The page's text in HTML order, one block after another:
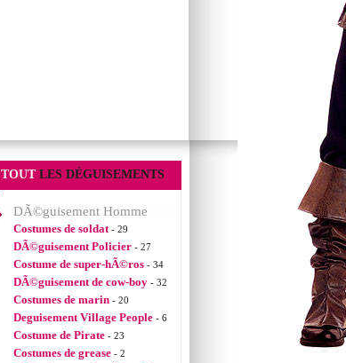
TOUT LES DÉGUISEMENTS
DÃ©guisement Homme
Costumes de soldat - 29
DÃ©guisement Policier - 27
Costume de super-hÃ©ros - 34
DÃ©guisement de cow-boy - 32
Costumes de marin - 20
Deguisement Village People - 6
Costume de Pirate - 23
Costumes de grease - 2